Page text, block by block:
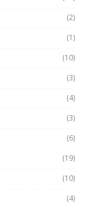
(2)
(1)
(10)
(3)
(4)
(3)
(6)
(19)
(10)
(4)